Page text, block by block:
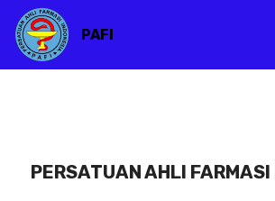
PAFI
PERSATUAN AHLI